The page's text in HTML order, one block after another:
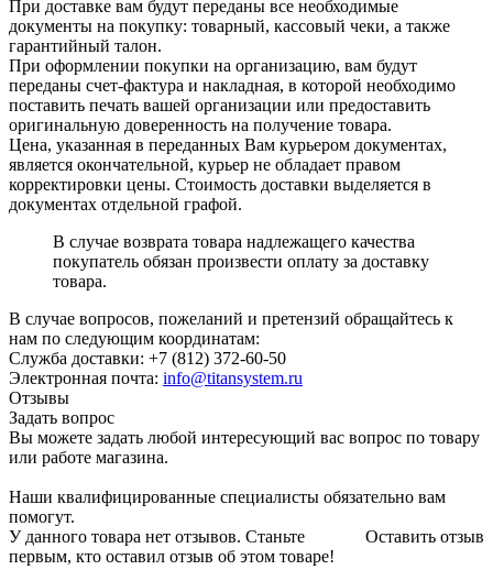
При доставке вам будут переданы все необходимые
документы на покупку: товарный, кассовый чеки, а также
гарантийный талон.
При оформлении покупки на организацию, вам будут
переданы счет-фактура и накладная, в которой необходимо
поставить печать вашей организации или предоставить
оригинальную доверенность на получение товара.
Цена, указанная в переданных Вам курьером документах,
является окончательной, курьер не обладает правом
корректировки цены. Стоимость доставки выделяется в
документах отдельной графой.
В случае возврата товара надлежащего качества
покупатель обязан произвести оплату за доставку
товара.
В случае вопросов, пожеланий и претензий обращайтесь к
нам по следующим координатам:
Служба доставки: +7 (812) 372-60-50
Электронная почта: info@titansystem.ru
Отзывы
Задать вопрос
Вы можете задать любой интересующий вас вопрос по товару
или работе магазина.
Наши квалифицированные специалисты обязательно вам
помогут.
Оставить отзыв
У данного товара нет отзывов. Станьте
первым, кто оставил отзыв об этом товаре!